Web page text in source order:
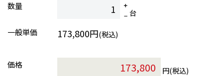
数量
台
一般単価
173,800円(税込)
価格
円(税込)